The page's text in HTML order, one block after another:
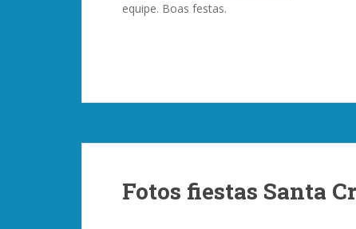
equipe. Boas festas.
Fotos fiestas Santa